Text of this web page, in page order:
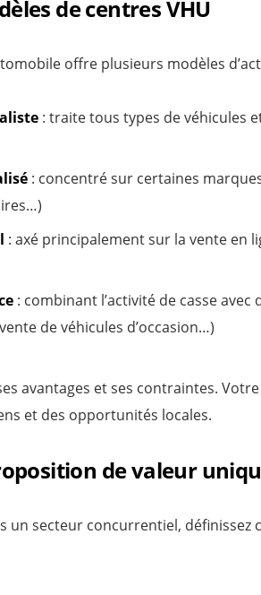
de centres VHU
offre plusieurs modèles
: traite tous types de véhicules
: concentré sur certaines
: axé principalement sur la vente en
: combinant l’activité de casse
de véhicules d’occasion…)
avantages et ses contraintes.
et des opportunités locales.
de valeur
un secteur concurrentiel, définissez